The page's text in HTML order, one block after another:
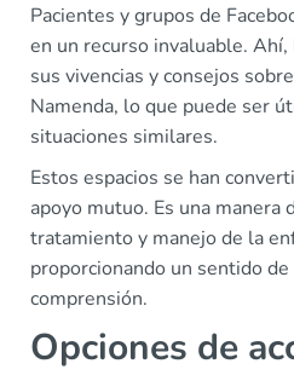
Pacientes y grupos de
en un recurso invaluable.
sus vivencias y consejos
Namenda, lo que puede ser
situaciones similares.
Estos espacios se han
apoyo mutuo. Es una manera
tratamiento y manejo de la
proporcionando un sentido
comprensión.
Opciones de